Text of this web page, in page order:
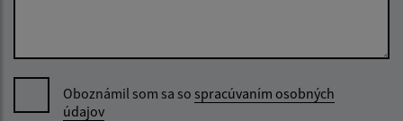
Oboznámil som sa so spracúvaním osobných
údajov